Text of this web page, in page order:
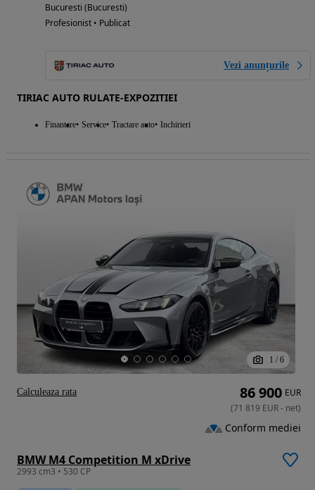
Bucuresti (Bucuresti)
Profesionist • Publicat
Vezi anunțurile
TIRIAC AUTO RULATE-EXPOZITIEI
Finantare Service Tractare auto Inchirieri
1 / 6
BMW M4 Competition M xDrive
2993 cm3 • 530 CP
86 900 EUR
(71 819 EUR- net)
Conform mediei
Calculeaza rata